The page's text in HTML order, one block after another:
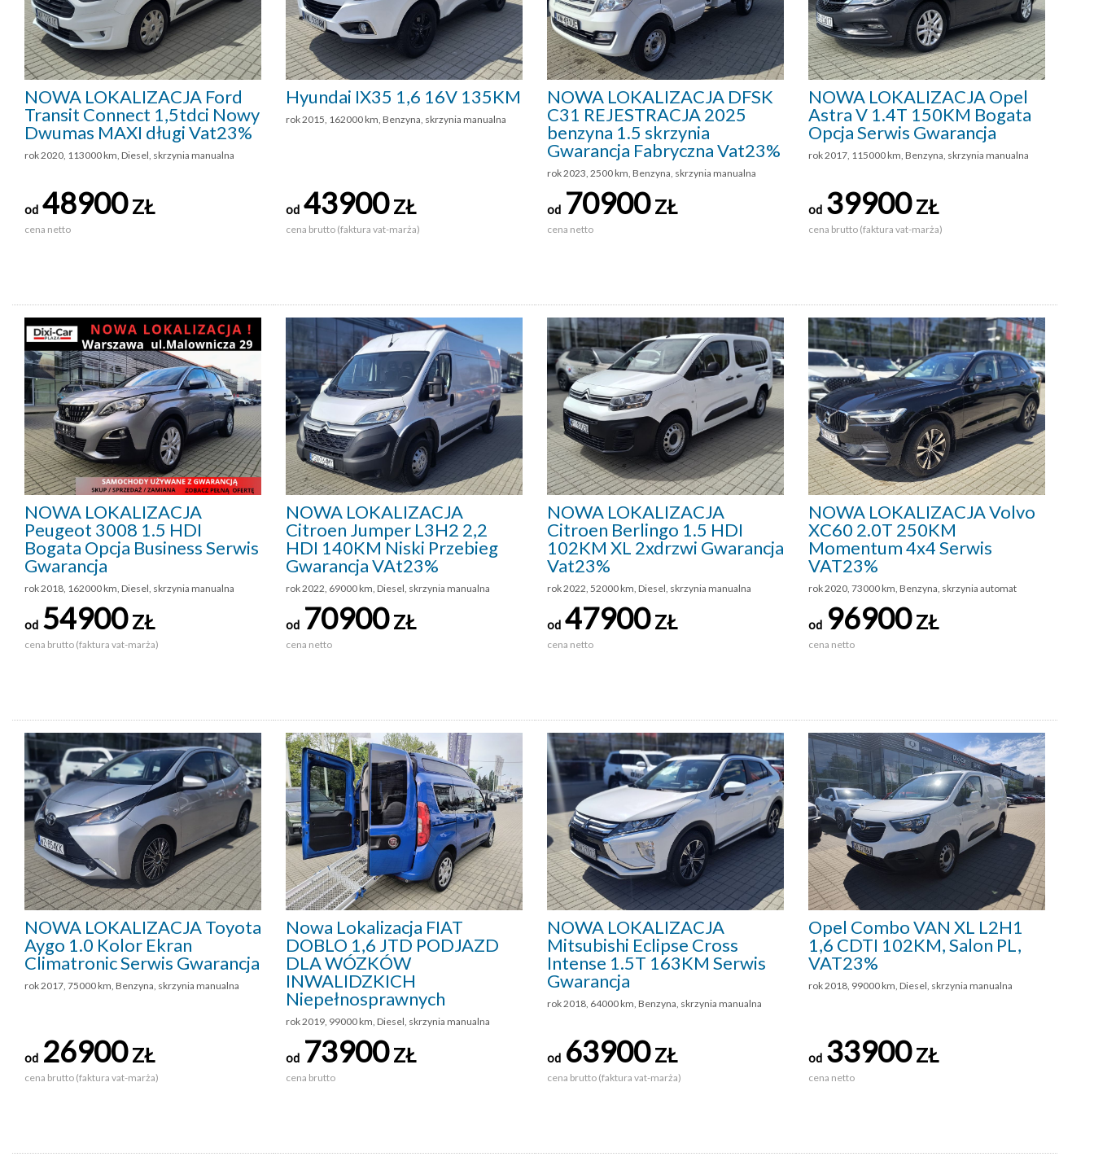
NOWA LOKALIZACJA Ford
Transit Connect 1,5tdci Nowy
Dwumas MAXI długi Vat23%
rok 2020, 113000 km, Diesel, skrzynia manualna
od 48900ZŁ
cena netto
Hyundai IX35 1,6 16V 135KM
rok 2015, 162000 km, Benzyna, skrzynia manualna
od 43900ZŁ
cena brutto (faktura vat-marża)
NOWA LOKALIZACJA DFSK
C31 REJESTRACJA 2025
benzyna 1.5 skrzynia
Gwarancja Fabryczna Vat23%
rok 2023, 2500 km, Benzyna, skrzynia manualna
od 70900ZŁ
cena netto
NOWA LOKALIZACJA Opel
Astra V 1.4T 150KM Bogata
Opcja Serwis Gwarancja
rok 2017, 115000 km, Benzyna, skrzynia manualna
od 39900ZŁ
cena brutto (faktura vat-marża)
NOWA LOKALIZACJA
Peugeot 3008 1.5 HDI
Bogata Opcja Business Serwis
Gwarancja
rok 2018, 162000 km, Diesel, skrzynia manualna
od 54900ZŁ
cena brutto (faktura vat-marża)
NOWA LOKALIZACJA
Citroen Jumper L3H2 2,2
HDI 140KM Niski Przebieg
Gwarancja VAt23%
rok 2022, 69000 km, Diesel, skrzynia manualna
od 70900ZŁ
cena netto
NOWA LOKALIZACJA
Citroen Berlingo 1.5 HDI
102KM XL 2xdrzwi Gwarancja
Vat23%
rok 2022, 52000 km, Diesel, skrzynia manualna
od 47900ZŁ
cena netto
NOWA LOKALIZACJA Volvo
XC60 2.0T 250KM
Momentum 4x4 Serwis
VAT23%
rok 2020, 73000 km, Benzyna, skrzynia automat
od 96900ZŁ
cena netto
NOWA LOKALIZACJA Toyota
Aygo 1.0 Kolor Ekran
Climatronic Serwis Gwarancja
rok 2017, 75000 km, Benzyna, skrzynia manualna
od 26900ZŁ
cena brutto (faktura vat-marża)
Nowa Lokalizacja FIAT
DOBLO 1,6 JTD PODJAZD
DLA WÓZKÓW
INWALIDZKICH
Niepełnosprawnych
rok 2019, 99000 km, Diesel, skrzynia manualna
od 73900ZŁ
cena brutto
NOWA LOKALIZACJA
Mitsubishi Eclipse Cross
Intense 1.5T 163KM Serwis
Gwarancja
rok 2018, 64000 km, Benzyna, skrzynia manualna
od 63900ZŁ
cena brutto (faktura vat-marża)
Opel Combo VAN XL L2H1
1,6 CDTI 102KM, Salon PL,
VAT23%
rok 2018, 99000 km, Diesel, skrzynia manualna
od 33900ZŁ
cena netto